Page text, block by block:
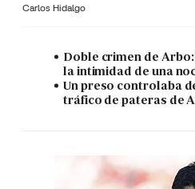
Carlos Hidalgo
Doble crimen de
la intimidad de una
Un preso controlaba
tráfico de pateras de